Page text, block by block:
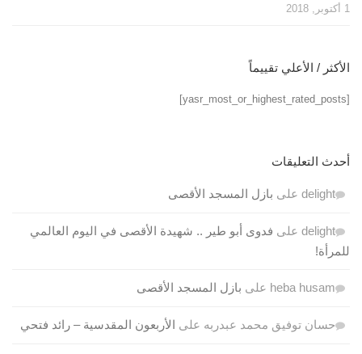
1 أكتوبر, 2018
الأكثر / الأعلي تقييماً
[yasr_most_or_highest_rated_posts]
أحدث التعليقات
delight على بازل المسجد الأقصى
delight على فدوى أبو طير .. شهيدة الأقصى في اليوم العالمي
للمرأة!
heba husam على بازل المسجد الأقصى
حسان توفيق محمد عبدربه على الأربعون المقدسية – رائد فتحي